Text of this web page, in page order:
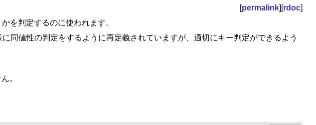
[permalink][rdoc]
を判定するのに使われます。
同値性の判定をするように再定義されていますが、適切にキー判定ができるよう
。